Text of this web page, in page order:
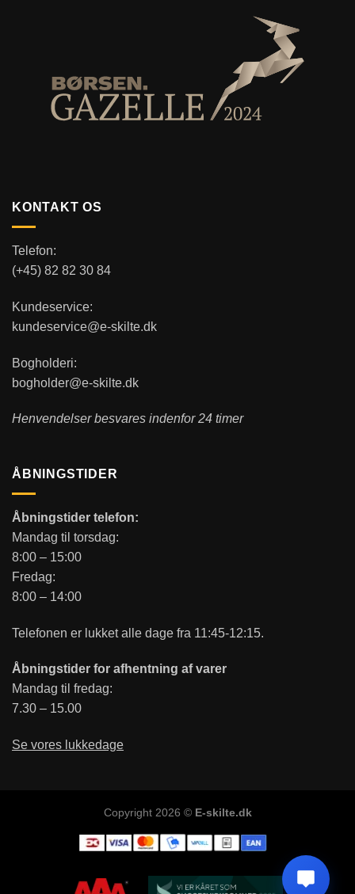
KONTAKT OS
Telefon:
(+45) 82 82 30 84
Kundeservice:
kundeservice@e-skilte.dk
Bogholderi:
bogholder@e-skilte.dk
Henvendelser besvares indenfor 24 timer
ÅBNINGSTIDER
Åbningstider telefon:
Mandag til torsdag:
8:00 – 15:00
Fredag:
8:00 – 14:00
Telefonen er lukket alle dage fra 11:45-12:15.
Åbningstider for afhentning af varer
Mandag til fredag:
7.30 – 15.00
Se vores lukkedage
Copyright 2026 © E-skilte.dk